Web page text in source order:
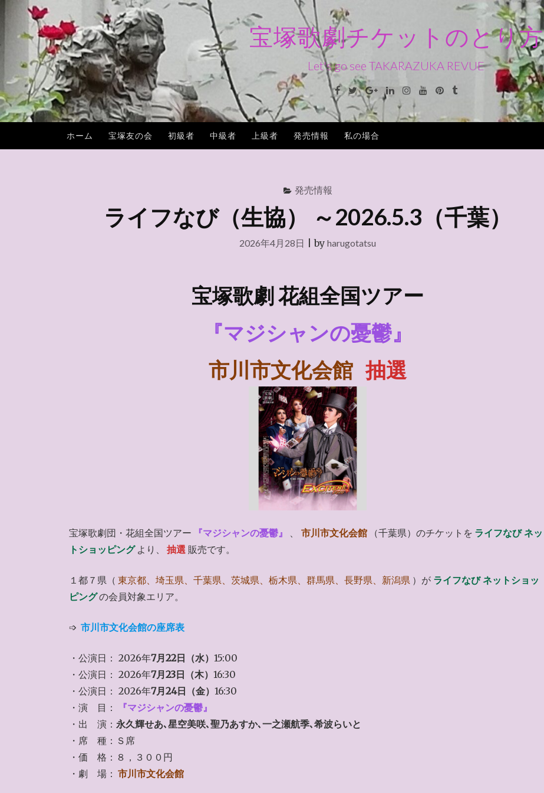
へ
ス
キ
宝塚歌劇チケットのとり方
Let's go see TAKARAZUKA REVUE
Facebook
TwitterGoogle+LinkedinInstagramYoutubePinterest
Tumblr
ホーム 宝塚友の会 初級者 中級者 上級者 発売情報 私の場合
発売情報
ライフなび（生協） ～2026.5.3（千葉）
2026年4月28日 |by harugotatsu
宝塚歌劇 花組全国ツアー
『マジシャンの憂鬱』
市川市文化会館 抽選
宝塚歌劇団・花組全国ツアー 『マジシャンの憂鬱』 、 市川市文化会館 （千葉県）のチケットを ライフなび ネッ
トショッピング より、 抽選 販売です。
１都７県（ 東京都、埼玉県、千葉県、茨城県、栃木県、群馬県、長野県、新潟県 ）が ライフなび ネットショッ
ピングの会員対象エリア。
➩ 市川市文化会館の座席表
・公演日： 2026年7月22日（水） 15:00
・公演日： 2026年7月23日（木） 16:30
・公演日： 2026年7月24日（金） 16:30
・演 目：
『マジシャンの憂鬱』
・出 演： 永久輝せあ､星空美咲､聖乃あすか､一之瀬航季､希波らいと
・席 種：Ｓ席
・価 格：８，３００円
・劇 場： 市川市文化会館